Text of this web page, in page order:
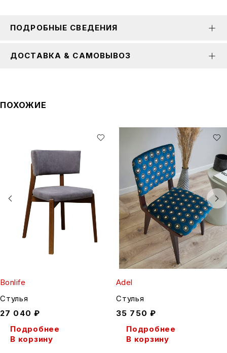
ПОДРОБНЫЕ СВЕДЕНИЯ
ДОСТАВКА & САМОВЫВОЗ
ПОХОЖИЕ
Bonlife
Стулья
27 040 ₽
Подробнее
В корзину
Adel
Стулья
35 750 ₽
Подробнее
В корзину